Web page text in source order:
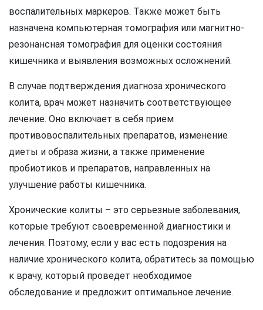
воспалительных маркеров. Также может быть
назначена компьютерная томография или магнитно-
резонансная томография для оценки состояния
кишечника и выявления возможных осложнений.
В случае подтверждения диагноза хронического
колита, врач может назначить соответствующее
лечение. Оно включает в себя прием
противовоспалительных препаратов, изменение
диеты и образа жизни, а также применение
пробиотиков и препаратов, направленных на
улучшение работы кишечника.
Хронические колиты – это серьезные заболевания,
которые требуют своевременной диагностики и
лечения. Поэтому, если у вас есть подозрения на
наличие хронического колита, обратитесь за помощью
к врачу, который проведет необходимое
обследование и предложит оптимальное лечение.